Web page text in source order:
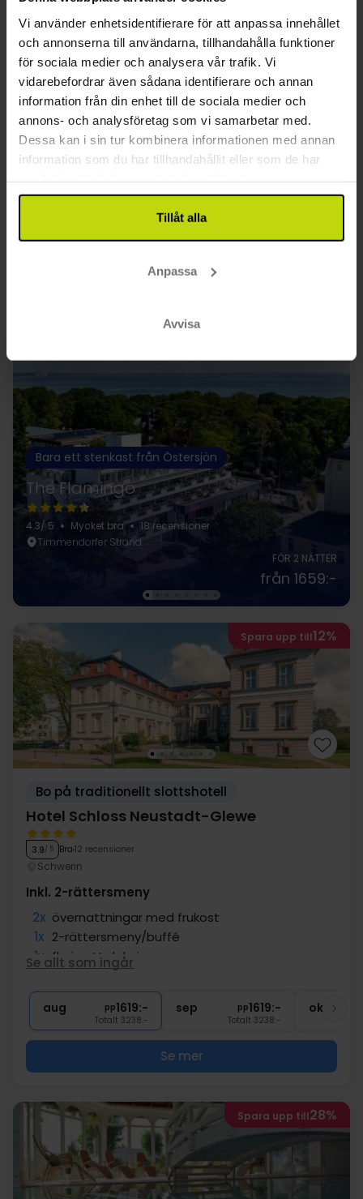
Vi använder enhetsidentifierare för att anpassa innehållet
och annonserna till användarna, tillhandahålla funktioner
för sociala medier och analysera vår trafik. Vi
vidarebefordrar även sådana identifierare och annan
information från din enhet till de sociala medier och
annons- och analysföretag som vi samarbetar med.
Dessa kan i sin tur kombinera informationen med annan
information som du har tillhandahållit eller som de har
Tillåt alla
Anpassa
Avvisa
Inkl. -10% i Neumünster Outlet
2x övernattningar med frukostbuffé
1x 2-rättersmeny/buffé
1x 3-rättersmeny/buffé
∞ 10% rabatt i Neumünster Outlet
2x kaffe att ta med
Se allt som ingår
FÅ KVAR
aug pp 1469:- sep pp1649:- okt
Bara ett stenkast från Östersjön
The Flamingo
4.3/ 5 Mycket bra
18 recensioner
Timmendorfer Strand
FÖR 2 NÄTTER
från 1659:-
Spara upp till12%
Bo på traditionellt slottshotell
Hotel Schloss Neustadt-Glewe
3.9/ 5 Bra 12 recensioner
Schwerin
Inkl. 2-rättersmeny
2x övernattningar med frukost
1x 2-rättersmeny/buffé
1x fl. vin att dela i rum
1 välkomstdrink
1x Tillgång till bastu
Se allt som ingår
aug pp1619:-
Totalt 3238:-
sep pp1619:-
Totalt 3238:-
okt
Se mer
Spara upp till28%